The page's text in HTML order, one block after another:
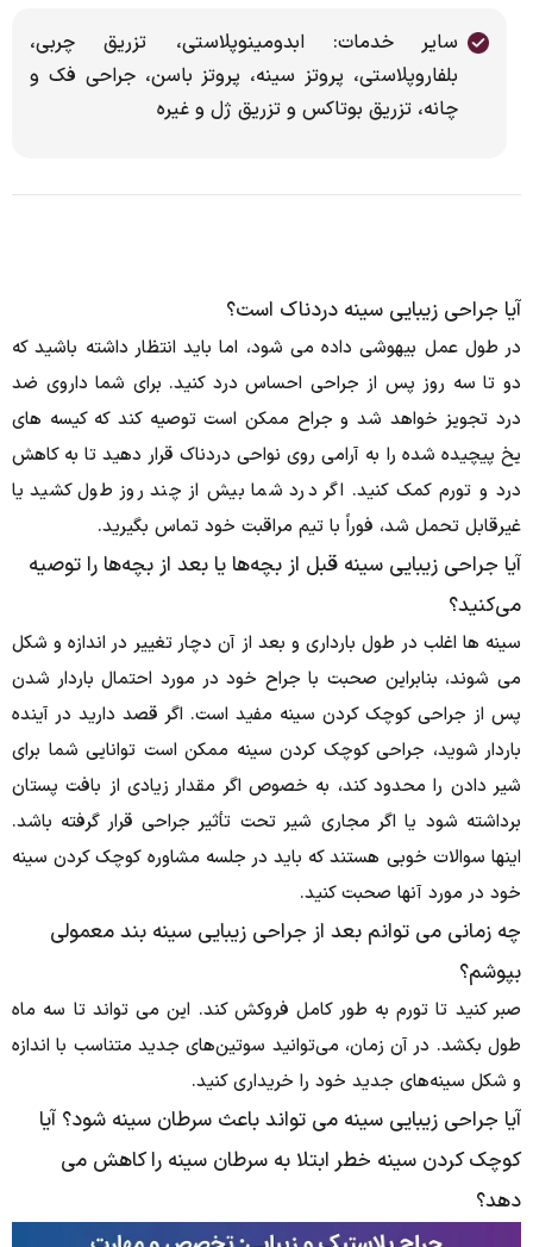
سایر خدمات: ابدومینوپلاستی، تزریق چربی،
بلفاروپلاستی، پروتز سینه، پروتز باسن، جراحی فک و
چانه، تزریق بوتاکس و تزریق ژل و غیره
آیا جراحی زیبایی سینه دردناک است؟
در طول عمل بیهوشی داده می شود، اما باید انتظار داشته باشید که
دو تا سه روز پس از جراحی احساس درد کنید. برای شما داروی ضد
درد تجویز خواهد شد و جراح ممکن است توصیه کند که کیسه های
یخ پیچیده شده را به آرامی روی نواحی دردناک قرار دهید تا به کاهش
درد و تورم کمک کنید. اگر درد شما بیش از چند روز طول کشید یا
غیرقابل تحمل شد، فوراً با تیم مراقبت خود تماس بگیرید.
آیا جراحی زیبایی سینه قبل از بچه‌ها یا بعد از بچه‌ها را توصیه
می‌کنید؟
سینه ها اغلب در طول بارداری و بعد از آن دچار تغییر در اندازه و شکل
می شوند، بنابراین صحبت با جراح خود در مورد احتمال باردار شدن
پس از جراحی کوچک کردن سینه مفید است. اگر قصد دارید در آینده
باردار شوید، جراحی کوچک کردن سینه ممکن است توانایی شما برای
شیر دادن را محدود کند، به خصوص اگر مقدار زیادی از بافت پستان
برداشته شود یا اگر مجاری شیر تحت تأثیر جراحی قرار گرفته باشد.
اینها سوالات خوبی هستند که باید در جلسه مشاوره کوچک کردن سینه
خود در مورد آنها صحبت کنید.
چه زمانی می توانم بعد از جراحی زیبایی سینه بند معمولی
بپوشم؟
صبر کنید تا تورم به طور کامل فروکش کند. این می تواند تا سه ماه
طول بکشد. در آن زمان، می‌توانید سوتین‌های جدید متناسب با اندازه
و شکل سینه‌های جدید خود را خریداری کنید.
آیا جراحی زیبایی سینه می تواند باعث سرطان سینه شود؟ آیا
کوچک کردن سینه خطر ابتلا به سرطان سینه را کاهش می
دهد؟